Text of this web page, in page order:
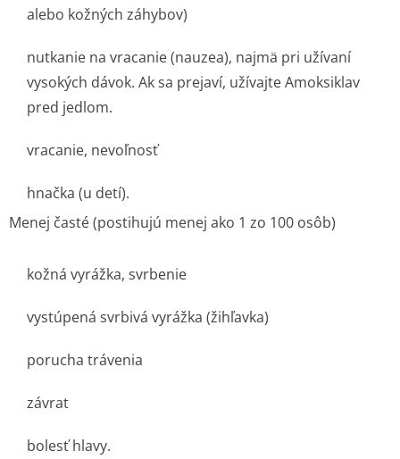
alebo kožných záhybov)
nutkanie na vracanie (nauzea), najmä pri užívaní
vysokých dávok. Ak sa prejaví, užívajte Amoksiklav
pred jedlom.
vracanie, nevoľnosť
hnačka (u detí).
Menej časté(postihujú menej ako 1 zo 100 osôb)
kožná vyrážka, svrbenie
vystúpená svrbivá vyrážka (žihľavka)
porucha trávenia
závrat
bolesť hlavy.